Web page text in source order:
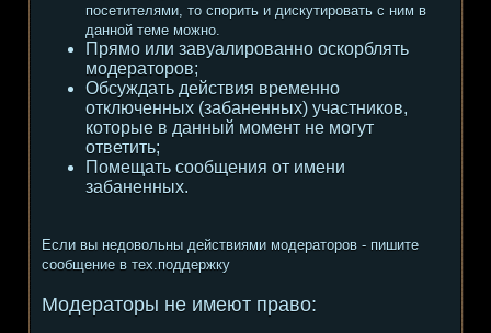
посетителями, то спорить и дискутировать с ним в
данной теме можно.
Прямо или завуалированно оскорблять
модераторов;
Обсуждать действия временно
отключенных (забаненных) участников,
которые в данный момент не могут
ответить;
Помещать сообщения от имени
забаненных.
Если вы недовольны действиями модераторов - пишите
сообщение в тех.поддержку
Модераторы не имеют право: